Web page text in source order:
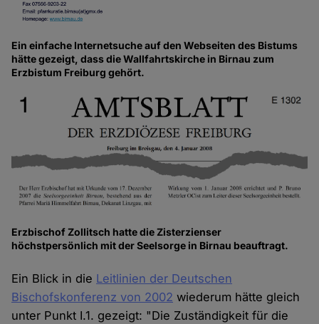
Ein einfache Internetsuche auf den Webseiten des Bistums
hätte gezeigt, dass die Wallfahrtskirche in Birnau zum
Erzbistum Freiburg gehört.
Erzbischof Zollitsch hatte die Zisterzienser
höchstpersönlich mit der Seelsorge in Birnau beauftragt.
Ein Blick in die Leitlinien der Deutschen
Bischofskonferenz von 2002 wiederum hätte gleich
unter Punkt I.1. gezeigt: "Die Zuständigkeit für die